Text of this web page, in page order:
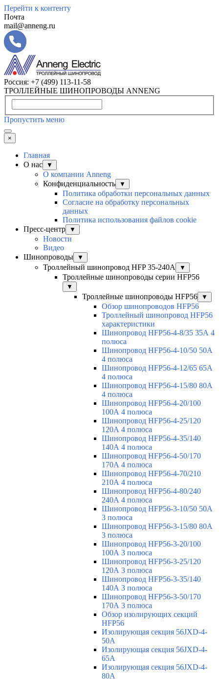
Перейти к контенту
Почта
mail@anneng.ru
Россия: +7 (499) 113-11-58
ТРОЛЛЕЙНЫЕ ШИНОПРОВОДЫ ANNENG
Пропустить меню
×
Главная
О нас
▼
О компании Anneng
Конфиденциальность
▼
Политика обработки персональных данных
Согласие на обработку персональных
данных
Политика использования файлов cookie
Пресс-центр
▼
Новости
Видео
Шинопроводы
▼
Троллейный шинопровод HFP 35-240А ▼
Троллейные шинопроводы серии HFP56
▼
Троллейные шинопроводы HFP56 ▼
Обзор шинопроводов HFP56
Троллейный шинопровод HFP56
характеристики
Шинопровод HFP56-4-8/35 35А 4
полюса
Шинопровод HFP56-4-10/50 50А
4 полюса
Шинопровод HFP56-4-12/65 65А
4 полюса
Шинопровод HFP56-4-15/80 80А
4 полюса
Шинопровод HFP56-4-20/100
100А 4 полюса
Шинопровод HFP56-4-25/120
120А 4 полюса
Шинопровод HFP56-4-35/140
140А 4 полюса
Шинопровод HFP56-4-50/170
170А 4 полюса
Шинопровод HFP56-4-70/210
210А 4 полюса
Шинопровод HFP56-4-80/240
240А 4 полюса
Шинопровод HFP56-3-10/50 50А
3 полюса
Шинопровод HFP56-3-15/80 80А
3 полюса
Шинопровод HFP56-3-20/100
100А 3 полюса
Шинопровод HFP56-3-25/120
120А 3 полюса
Шинопровод HFP56-3-35/140
140А 3 полюса
Шинопровод HFP56-3-50/170
170А 3 полюса
Обзор изолирующих секций
HFP56
Изолирующая секция 56JXD-4-
50A
Изолирующая секция 56JXD-4-
65A
Изолирующая секция 56JXD-4-
80A